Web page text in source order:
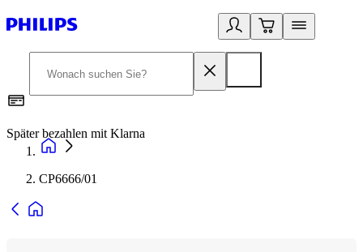
Später bezahlen mit Klarna
CP6666/01